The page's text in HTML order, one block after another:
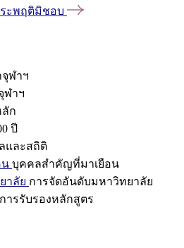
ะพฤติมิชอบ
ฬาฯ
ฬาฯ
ก
ปี
และสถิติ
น บุคคลสำคัญที่มาเยือน
าลัย การจัดอันดับมหาวิทยาลัย
การรับรองหลักสูตร